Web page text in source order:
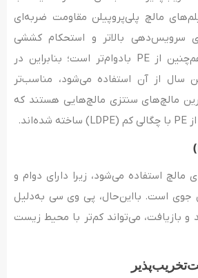
مالچ پلی‌پروپیلن مقاومت ضربه‌ای
سرویس‌دهی بالاتر و استحکام کششی
بیش‌تری دارند. PP هم‌چنین از PE بادوام‌تر است؛ بنابراین در
سال از آن استفاده می‌شود، مناسب‌تر
مالچ‌های سنتزی مالچ‌هایی هستند که
)
مالچ استفاده می‌شود، زیرا دارای دوام و
جوی است. بااین‌حال، پی وی سی به‌دلیل
بازیافت، می‌تواند کم‌تر با محیط زیست